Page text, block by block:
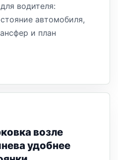
водителя:
автомобиля,
и план
возле
удобнее